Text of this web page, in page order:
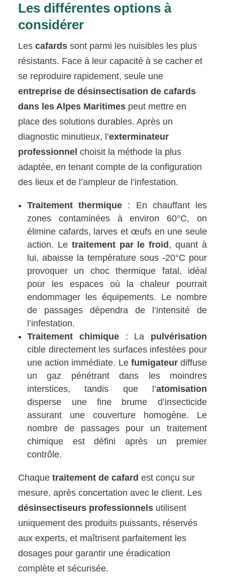
Les différentes options à
considérer
Lescafards sont parmi les nuisibles les plus
résistants. Face à leur capacité à se cacher et
se reproduire rapidement, seule une
entreprise de désinsectisation de cafards
dans les Alpes Maritimes peut mettre en
place des solutions durables. Après un
diagnostic minutieux, l’exterminateur
professionnel choisit la méthode la plus
adaptée, en tenant compte de la configuration
des lieux et de l’ampleur de l’infestation.
Traitement thermique : En chauffant les
zones contaminées à environ 60°C, on
élimine cafards, larves et œufs en une seule
action. Le traitement par le froid , quant à
lui, abaisse la température sous -20°C pour
provoquer un choc thermique fatal, idéal
pour les espaces où la chaleur pourrait
endommager les équipements. Le nombre
de passages dépendra de l’intensité de
l’infestation.
Traitement chimique: La pulvérisation
cible directement les surfaces infestées pour
une action immédiate. Le fumigateurdiffuse
un gaz pénétrant dans les moindres
interstices, tandis que l’atomisation
disperse une fine brume d’insecticide
assurant une couverture homogène. Le
nombre de passages pour un traitement
chimique est défini après un premier
contrôle.
Chaquetraitement de cafard est conçu sur
mesure, après concertation avec le client. Les
désinsectiseurs professionnels utilisent
uniquement des produits puissants, réservés
aux experts, et maîtrisent parfaitement les
dosages pour garantir une éradication
complète et sécurisée.